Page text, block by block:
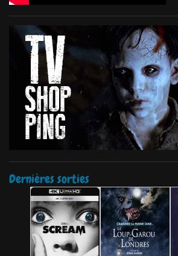
Dernières sorties